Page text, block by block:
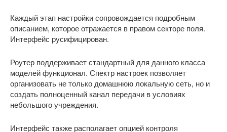
Каждый этап настройки сопровождается подробным
описанием, которое отражается в правом секторе поля.
Интерфейс русифицирован.
Роутер поддерживает стандартный для данного класса
моделей функционал. Спектр настроек позволяет
организовать не только домашнюю локальную сеть, но и
создать полноценный канал передачи в условиях
небольшого учреждения.
Интерфейс также располагает опцией контроля